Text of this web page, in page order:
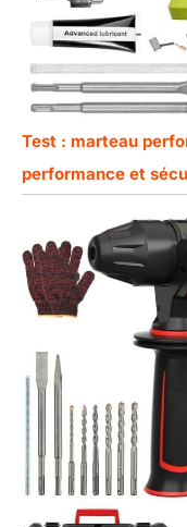
Test : marteau
performance et